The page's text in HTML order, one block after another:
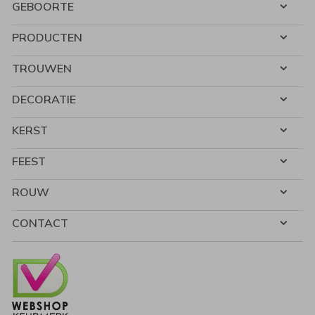
GEBOORTE
PRODUCTEN
TROUWEN
DECORATIE
KERST
FEEST
ROUW
CONTACT